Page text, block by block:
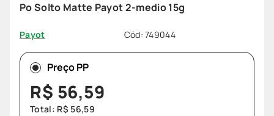
Po Solto Matte Payot 2-medio 15g
Payot Cód:749044
Preço PP
R$ 56,59
Total: R$ 56,59